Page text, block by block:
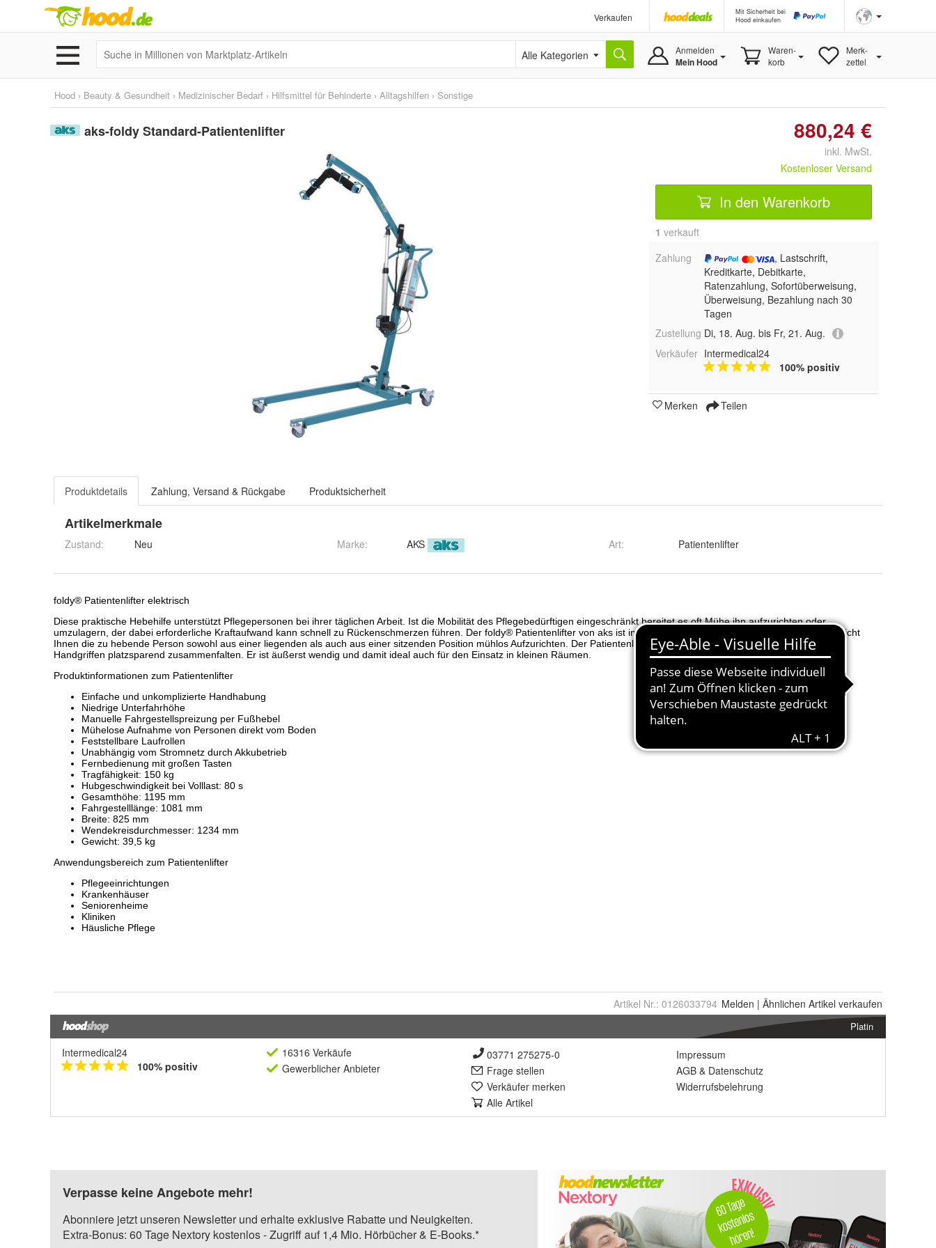
Verkaufen
Mit Sicherheit bei
Hood einkaufen
Alle Kategorien Anmelden
Mein Hood
Waren-
korb
Merk-
zettel
Hood › Beauty & Gesundheit › Medizinischer Bedarf › Hilfsmittel für Behinderte › Alltagshilfen › Sonstige
aks-foldy Standard-Patientenlifter 880,24 €
inkl. MwSt.
Kostenloser Versand
In den Warenkorb
1 verkauft
Zahlung
, Lastschrift,
Kreditkarte, Debitkarte,
Ratenzahlung, Sofortüberweisung,
Überweisung, Bezahlung nach 30
Tagen
Zustellung Di, 18. Aug. bis Fr, 21. Aug.
Verkäufer Intermedical24
100% positiv
Merken Teilen
Produktdetails Zahlung, Versand & Rückgabe Produktsicherheit
Artikelmerkmale
Zustand: Neu Marke: AKS Art: Patientenlifter
Artikel Nr.: 0126033794 Melden | Ähnlichen Artikel verkaufen
Platin
Intermedical24
100% positiv
16316 Verkäufe
Gewerblicher Anbieter
03771 275275-0
Frage stellen
Verkäufer merken
Alle Artikel
Impressum
AGB & Datenschutz
Widerrufsbelehrung
Verpasse keine Angebote mehr!
Abonniere jetzt unseren Newsletter und erhalte exklusive Rabatte und Neuigkeiten.
Extra-Bonus: 60 Tage Nextory kostenlos - Zugriff auf 1,4 Mio. Hörbücher & E-Books.*